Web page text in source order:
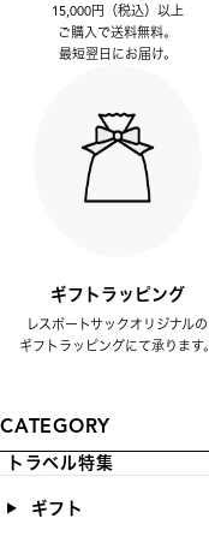
15,000円（税込）以上
ご購入で送料無料。
最短翌日にお届け。
ギフトラッピング
レスポートサックオリジナルの
ギフトラッピングにて承ります。
CATEGORY
トラベル特集
ギフト